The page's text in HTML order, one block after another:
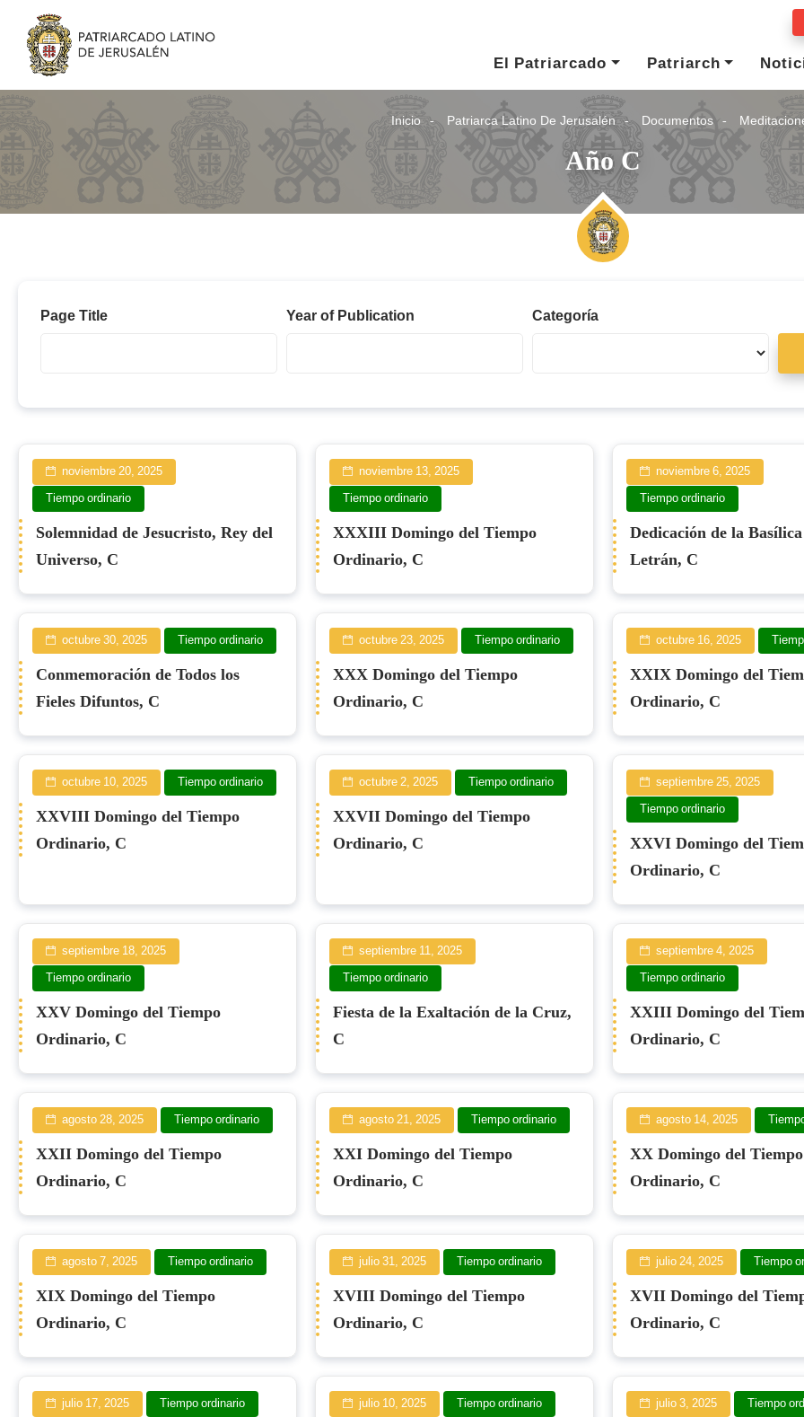
El Patriarcado Patriarch
Inicio Patriarca Latino De Jerusalén Documentos
Año C
Page Title Year of Publication Categoría
noviembre 20, 2025
Tiempo ordinario
Solemnidad de Jesucristo, Rey del
Universo, C
noviembre 13, 2025
Tiempo ordinario
XXXIII Domingo del Tiempo
Ordinario, C
noviembre 6, 2025
Tiempo ordinario
Dedicación de la
Letrán, C
octubre 30, 2025 Tiempo ordinario
Conmemoración de Todos los
Fieles Difuntos, C
octubre 23, 2025 Tiempo ordinario
XXX Domingo del Tiempo
Ordinario, C
octubre 16, 2025
XXIX Domingo del
Ordinario, C
octubre 10, 2025 Tiempo ordinario
XXVIII Domingo del Tiempo
Ordinario, C
octubre 2, 2025 Tiempo ordinario
XXVII Domingo del Tiempo
Ordinario, C
septiembre 25, 2025
Tiempo ordinario
XXVI Domingo del
Ordinario, C
septiembre 18, 2025
Tiempo ordinario
XXV Domingo del Tiempo
Ordinario, C
septiembre 11, 2025
Tiempo ordinario
Fiesta de la Exaltación de la Cruz,
C
septiembre 4, 2025
Tiempo ordinario
XXIII Domingo del
Ordinario, C
agosto 28, 2025 Tiempo ordinario
XXII Domingo del Tiempo
Ordinario, C
agosto 21, 2025 Tiempo ordinario
XXI Domingo del Tiempo
Ordinario, C
agosto 14, 2025
XX Domingo del Tiempo
Ordinario, C
agosto 7, 2025 Tiempo ordinario
XIX Domingo del Tiempo
Ordinario, C
julio 31, 2025 Tiempo ordinario
XVIII Domingo del Tiempo
Ordinario, C
julio 24, 2025 Tiempo
XVII Domingo del
Ordinario, C
julio 17, 2025 Tiempo ordinario julio 10, 2025 Tiempo ordinario julio 3, 2025 Tiempo